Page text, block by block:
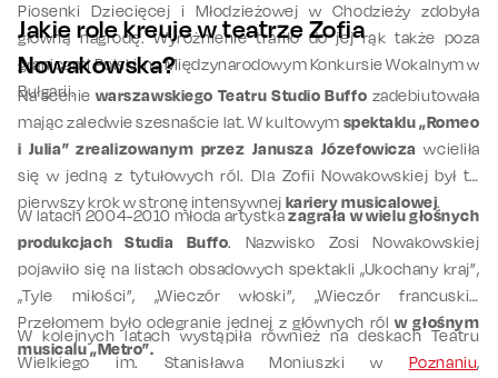
Piosenki Dziecięcej i Młodzieżowej w Chodzieży zdobyła
główną nagrodę. Wyróżnienie trafiło do jej rąk także poza
granicami Polski, na Międzynarodowym Konkursie Wokalnym w
Bułgarii.
Jakie role kreuje w teatrze Zofia
Nowakowska?
Na sceniewarszawskiego Teatru Studio Buffo zadebiutowała
mając zaledwie szesnaście lat. W kultowym spektaklu „Romeo
i Julia” zrealizowanym przez Janusza Józefowicza wcieliła
się w jedną z tytułowych ról. Dla Zofii Nowakowskiej był to
pierwszy krok w stronę intensywnej kariery musicalowej.
W latach 2004-2010 młoda artystkazagrała w wielu głośnych
produkcjach Studia Buffo. Nazwisko Zosi Nowakowskiej
pojawiło się na listach obsadowych spektakli „Ukochany kraj”,
„Tyle miłości”, „Wieczór włoski”, „Wieczór francuski”.
Przełomem było odegranie jednej z głównych rólw głośnym
musicalu „Metro”.
W kolejnych latach wystąpiła również na deskach Teatru
Wielkiego im. Stanisława Moniuszki w Poznaniu,